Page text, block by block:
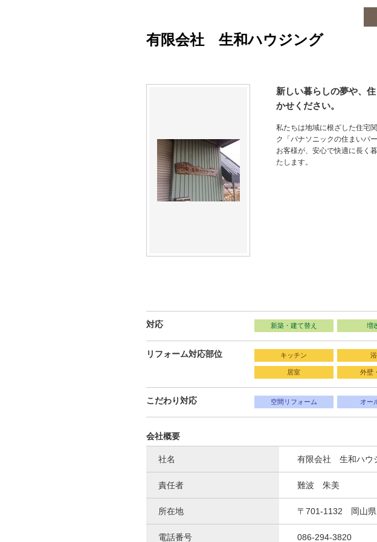
有限会社 生和ハウジング
新しい暮らしの夢や、
かせください。
私たちは地域に根ざした住宅
ク「パナソニックの住まいパ
お客様が、安心で快適に長く
たします。
対応 新築・建て替え 増
リフォーム対応部位 キッチン
居室 外壁
こだわり対応 空間リフォーム オー
会社概要
社名 有限会社 生和ハウ
責任者 難波 朱美
所在地 〒701-1132 岡山県
電話番号 086-294-3820